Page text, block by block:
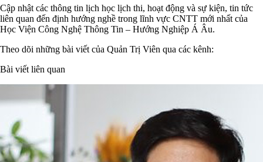
Cập nhật các thông tin lịch học lịch thi, hoạt động và sự kiện, tin tức
liên quan đến định hướng nghề trong lĩnh vực CNTT mới nhất của
Học Viện Công Nghệ Thông Tin – Hướng Nghiệp Á Âu.
Theo dõi những bài viết của Quản Trị Viên qua các kênh:
Bài viết liên quan